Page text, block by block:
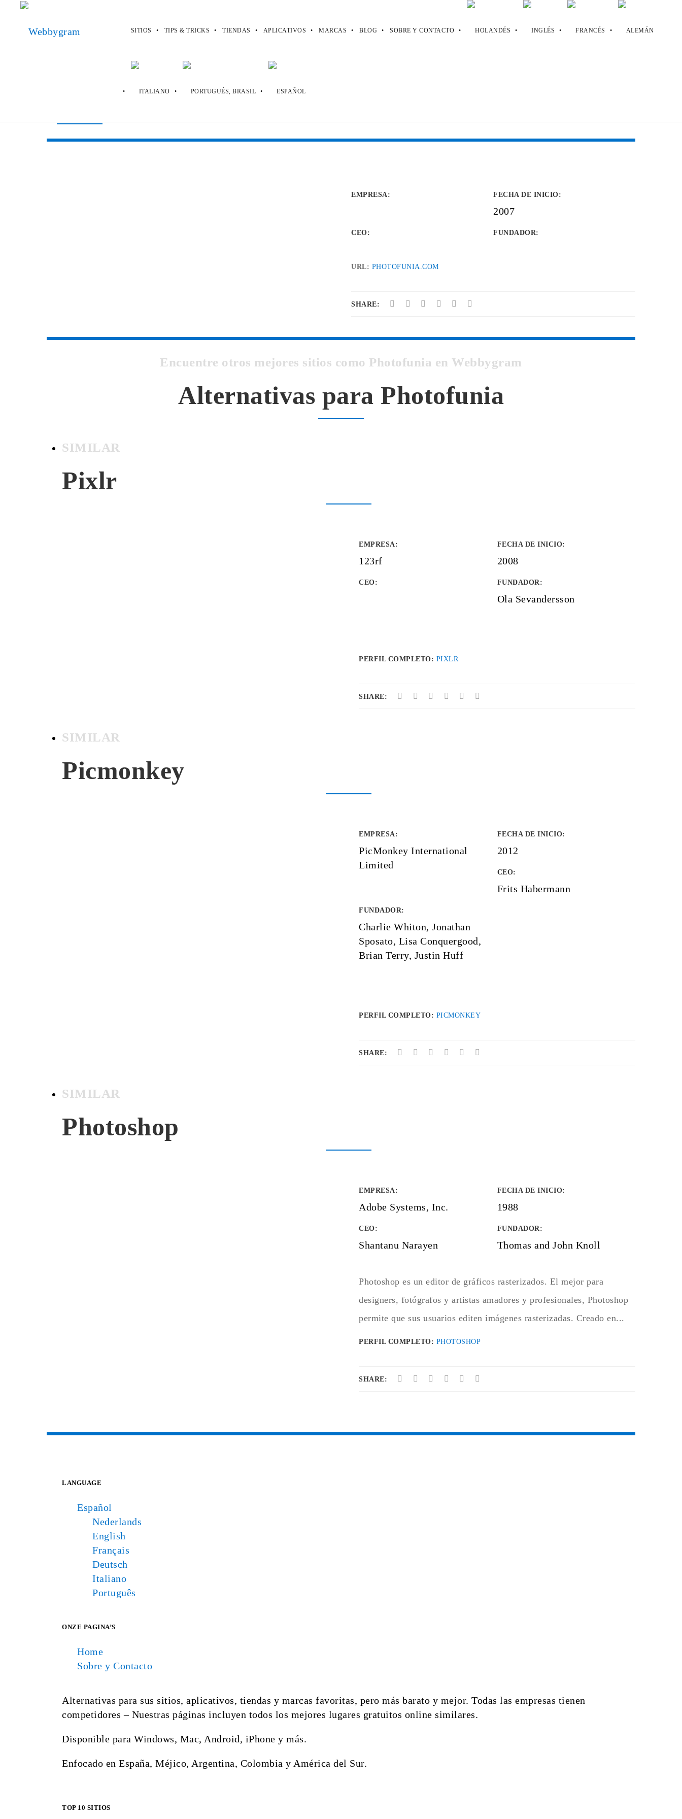
SITIOS TIPS & TRICKS TIENDAS APLICATIVOS MARCAS BLOG SOBRE Y CONTACTO
Photofunia
EMPRESA: FECHA DE INICIO:
2007
CEO: FUNDADOR:
URL: PHOTOFUNIA.COM
SHARE:
Encuentre otros mejores sitios como Photofunia en Webbygram
Alternativas para Photofunia
SIMILAR
Pixlr
EMPRESA:
123rf
FECHA DE INICIO:
2008
CEO: FUNDADOR:
Ola Sevandersson
PERFIL COMPLETO: PIXLR
SHARE:
SIMILAR
Picmonkey
EMPRESA:
PicMonkey International
Limited
FECHA DE INICIO:
2012
CEO:
Frits Habermann
FUNDADOR:
Charlie Whiton, Jonathan
Sposato, Lisa Conquergood,
Brian Terry, Justin Huff
PERFIL COMPLETO: PICMONKEY
SHARE:
SIMILAR
Photoshop
EMPRESA:
Adobe Systems, Inc.
FECHA DE INICIO:
1988
CEO:
Shantanu Narayen
FUNDADOR:
Thomas and John Knoll
Photoshop es un editor de gráficos rasterizados. El mejor para
designers, fotógrafos y artistas amadores y profesionales, Photoshop
permite que sus usuarios editen imágenes rasterizadas. Creado en...
PERFIL COMPLETO: PHOTOSHOP
SHARE:
LANGUAGE
Español
Nederlands
English
Français
Deutsch
Italiano
Português
ONZE PAGINA’S
Home
Sobre y Contacto
Alternativas para sus sitios, aplicativos, tiendas y marcas favoritas, pero más barato y mejor. Todas las empresas tienen
competidores – Nuestras páginas incluyen todos los mejores lugares gratuitos online similares.
Disponible para Windows, Mac, Android, iPhone y más.
Enfocado en España, Méjico, Argentina, Colombia y América del Sur.
TOP 10 SITIOS